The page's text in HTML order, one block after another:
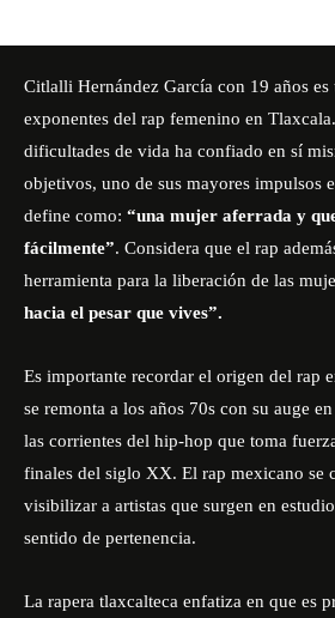
Citlalli Hernández García con 19 años es
exponentes del rap femenino en
dificultades de vida ha confiado en sí
objetivos, uno de sus mayores impulsos
define como: “una mujer aferrada y
fácilmente”. Considera que el rap
herramienta para la liberación de las
hacia el pesar que vives”.
Es importante recordar el origen del rap
se remonta a los años 70s con su auge
las corrientes del hip-hop que toma
finales del siglo XX. El rap mexicano se
visibilizar a artistas que surgen en
sentido de pertenencia.
La rapera tlaxcalteca enfatiza en que es